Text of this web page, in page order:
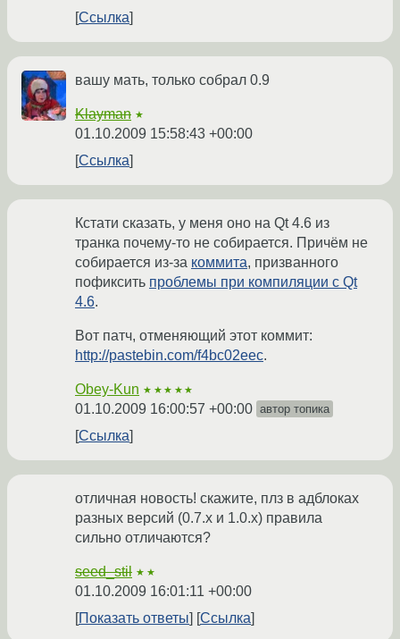
Ссылка
вашу мать, только собрал 0.9
Klayman ★
01.10.2009 15:58:43 +00:00
Ссылка
Кстати сказать, у меня оно на Qt 4.6 из
транка почему-то не собирается. Причём не
собирается из-за коммита, призванного
пофиксить проблемы при компиляции с Qt
4.6.
Вот патч, отменяющий этот коммит:
http://pastebin.com/f4bc02eec.
Obey-Kun ★★★★★
01.10.2009 16:00:57 +00:00 автор топика
Ссылка
отличная новость! скажите, плз в адблоках
разных версий (0.7.x и 1.0.x) правила
сильно отличаются?
seed_stil ★★
01.10.2009 16:01:11 +00:00
Показать ответы
Ссылка